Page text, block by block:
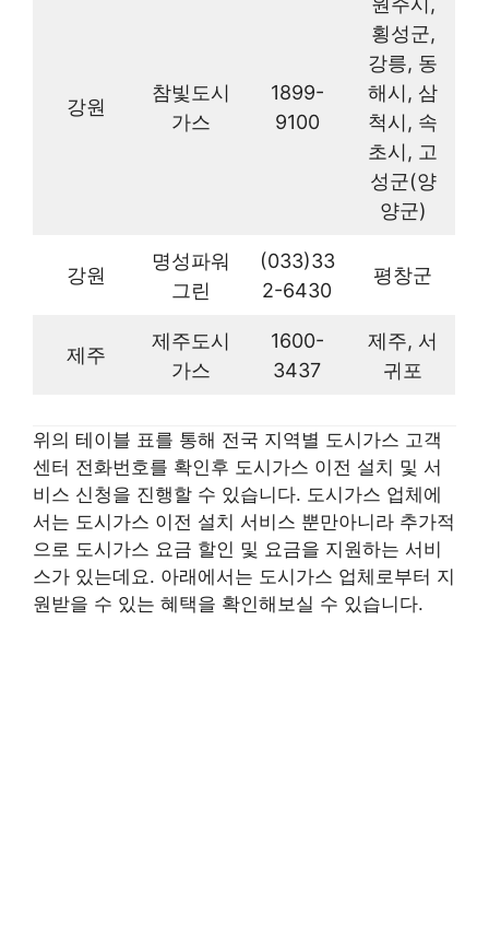
강원
참빛도시
가스
1899-
9100
횡성군,
강릉, 동
해시, 삼
척시, 속
초시, 고
성군(양
양군)
강원
명성파워
그린
(033)33
2-6430
평창군
제주
제주도시
가스
1600-
3437
제주, 서
귀포
위의 테이블 표를 통해 전국 지역별 도시가스 고객
센터 전화번호를 확인후 도시가스 이전 설치 및 서
비스 신청을 진행할 수 있습니다. 도시가스 업체에
서는 도시가스 이전 설치 서비스 뿐만아니라 추가적
으로 도시가스 요금 할인 및 요금을 지원하는 서비
스가 있는데요. 아래에서는 도시가스 업체로부터 지
원받을 수 있는 혜택을 확인해보실 수 있습니다.